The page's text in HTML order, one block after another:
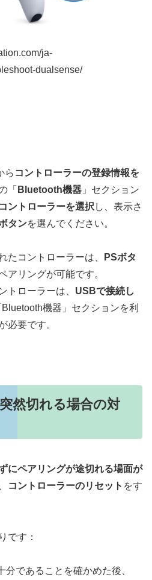
ja-
dualsense/
ら コントローラーの登録情報を
「 Bluetooth機器 」セクション
ントローラーを選択 し、表示さ
タンを選んでください。
たコントローラーは、
PSボタ
アリングが可能です。
トローラーは、 USBで接続し
機器」セクションを利
必要です。
然切れる場合の対
にペアリングが途切れる場面が
コントローラーのリセット をす
です：
分であることを確かめた後、